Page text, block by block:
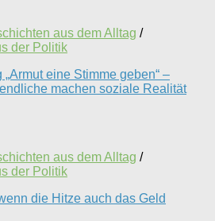
aus dem Alltag /
der Politik
eine Stimme geben“ –
machen soziale Realität
aus dem Alltag /
der Politik
die Hitze auch das Geld